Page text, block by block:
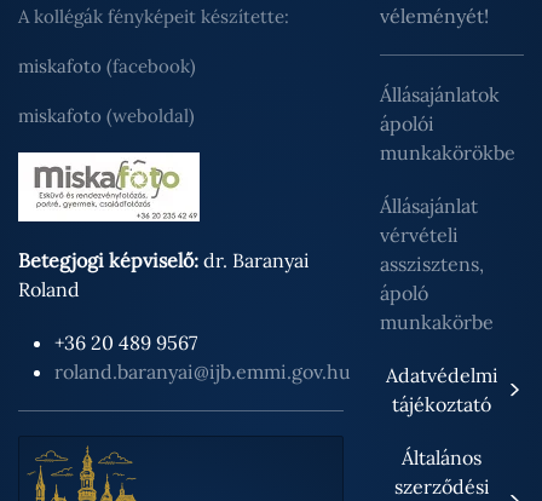
A kollégák fényképeit készítette:
miskafoto (facebook)
miskafoto (weboldal)
Betegjogi képviselő: dr. Baranyai
Roland
+36 20 489 9567
roland.baranyai@ijb.emmi.gov.hu
véleményét!
Állásajánlatok
ápolói
munkakörökbe
Állásajánlat
vérvételi
asszisztens,
ápoló
munkakörbe
Adatvédelmi
tájékoztató
Általános
szerződési